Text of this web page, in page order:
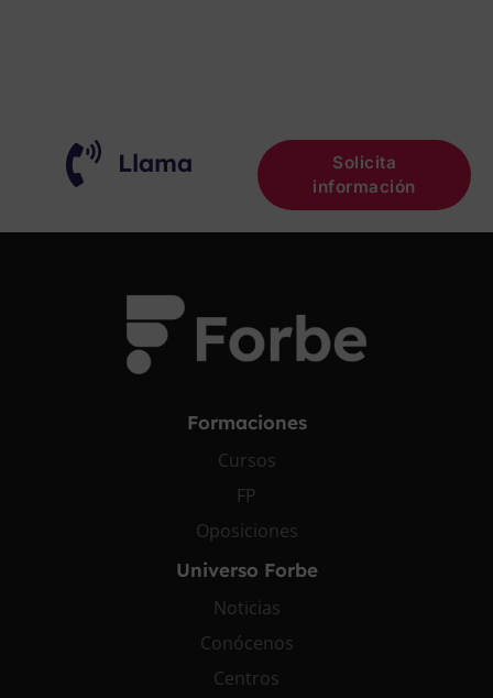
Llama
Solicita
información
Formaciones
Cursos
FP
Oposiciones
Universo Forbe
Noticias
Conócenos
Centros